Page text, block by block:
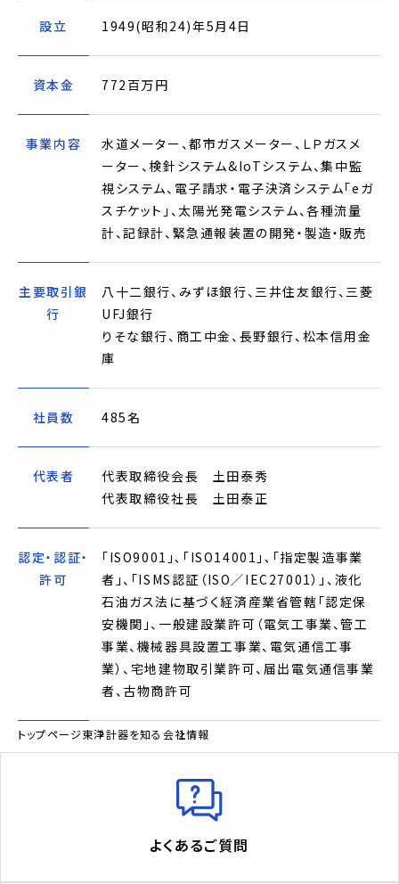
設立 1949(昭和24)年5月4日
資本金 772百万円
事業内容
水道メーター、都市ガスメーター、ＬＰガスメ
ーター、検針システム&IoTシステム、集中監
視システム、電子請求・電子決済システム「eガ
スチケット」、太陽光発電システム、各種流量
計、記録計、緊急通報装置の開発・製造・販売
主要取引銀
行
⼋⼗⼆銀⾏、みずほ銀⾏、三井住友銀⾏、三菱
UFJ銀⾏
りそな銀⾏、商⼯中⾦、⻑野銀⾏、松本信⽤⾦
庫
社員数 485名
代表者
代表取締役会長 土田泰秀
代表取締役社長 土田泰正
認定・認証・
許可
｢ISO9001｣､｢ISO14001｣､「指定製造事業
者」、「ISMS認証（ISO／IEC27001）」、液化
石油ガス法に基づく経済産業省管轄「認定保
安機関」、一般建設業許可（電気工事業、管工
事業、機械器具設置工事業、電気通信工事
業）、宅地建物取引業許可、届出電気通信事業
者、古物商許可
トップページ東洋計器を知る 会社情報
よくあるご質問